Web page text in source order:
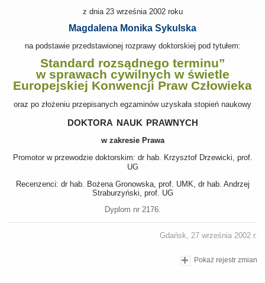
z dnia 23 września 2002roku
Magdalena Monika Sykulska
na podstawie przedstawionej rozprawy doktorskiej pod tytułem:
Standard rozsądnego terminu”
w sprawach cywilnych w świetle
Europejskiej Konwencji Praw Człowieka
oraz po złożeniu przepisanych egzaminów uzyskała stopień naukowy
doktora nauk prawnych
w zakresie Prawa
Promotor w przewodzie doktorskim: dr hab. Krzysztof Drzewicki, prof.
UG
Recenzenci: dr hab. Bożena Gronowska, prof. UMK, dr hab. Andrzej
Straburzyński, prof. UG
Dyplom nr 2176.
Gdańsk, 27 września 2002 r.
Pokaż rejestr zmian